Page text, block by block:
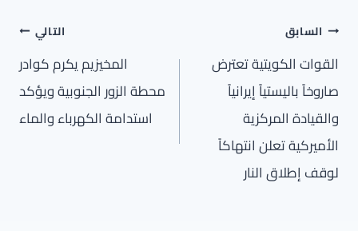
تصفّح
المقالات
السابق
القوات الكويتية تعترض
صاروخاً باليستياً إيرانياً
والقيادة المركزية
الأميركية تعلن انتهاكاً
لوقف إطلاق النار
التالي
المخيزيم يكرم كوادر
محطة الزور الجنوبية ويؤكد
استدامة الكهرباء والماء